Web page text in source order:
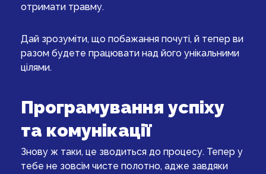
отримати травму.
Дай зрозуміти, що побажання почуті, й тепер ви
разом будете працювати над його унікальними
цілями.
Програмування успіху
та комунікації
Знову ж таки, це зводиться до процесу. Тепер у
тебе не зовсім чисте полотно, адже завдяки